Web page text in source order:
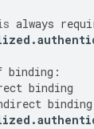
always
.
binding :
binding
binding
.